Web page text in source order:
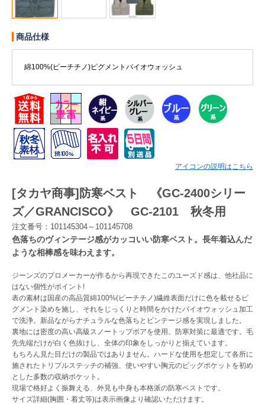
ログアウト
Myページ 見積書 お気に入り
商品仕様
綿100%(ピーチチノ)ピグメントバイオウォッシュ
アイコンの説明はこちら
[タカヤ商事]防寒ベスト 《GC-2400シリー
ズ／GRANCISCO》 GC-2101 秋冬用
注文番号：101145304～101145708
色落ちのヴィンテージ感がカッコいい防寒ベスト。長年着込んだ
ような相棒感を味わえます。
ジーンズのプロメーカーが作るから再現できたこのユーズド感は、他社品に
はない個性がポイント!
表の素材は国産の高品質綿100%(ピーチチノ)繊維表面だけに色を載せるピ
グメント染めを施し、それをじっくりと時間をかけたバイオウォッシュ加工
で洗浄。新品ながらナチュラルな色落ちとビンテージ感を実現しました。
裏地には密度の高い高級スノートップボアを使用。防寒対策に最適です。毛
先先端だけが白く色抜けし、全体の印象をしっかりと揃えています。
もちろん見た目だけの製品ではありません。ハードな使用を想定して各所に
施されたトリプルステッチの補強、使いやすい胸元のビッグポケットを初め
とした多数の収納ポケット。
現場で格好よく振舞える、外見も中身も本格派の防寒ベストです。
サイズ詳細(胸囲・着丈等)は表示画像より確認いただけます。